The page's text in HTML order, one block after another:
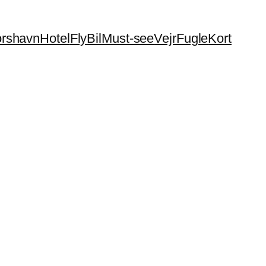
HotelFlyBilMust-seeVejrFugleKort